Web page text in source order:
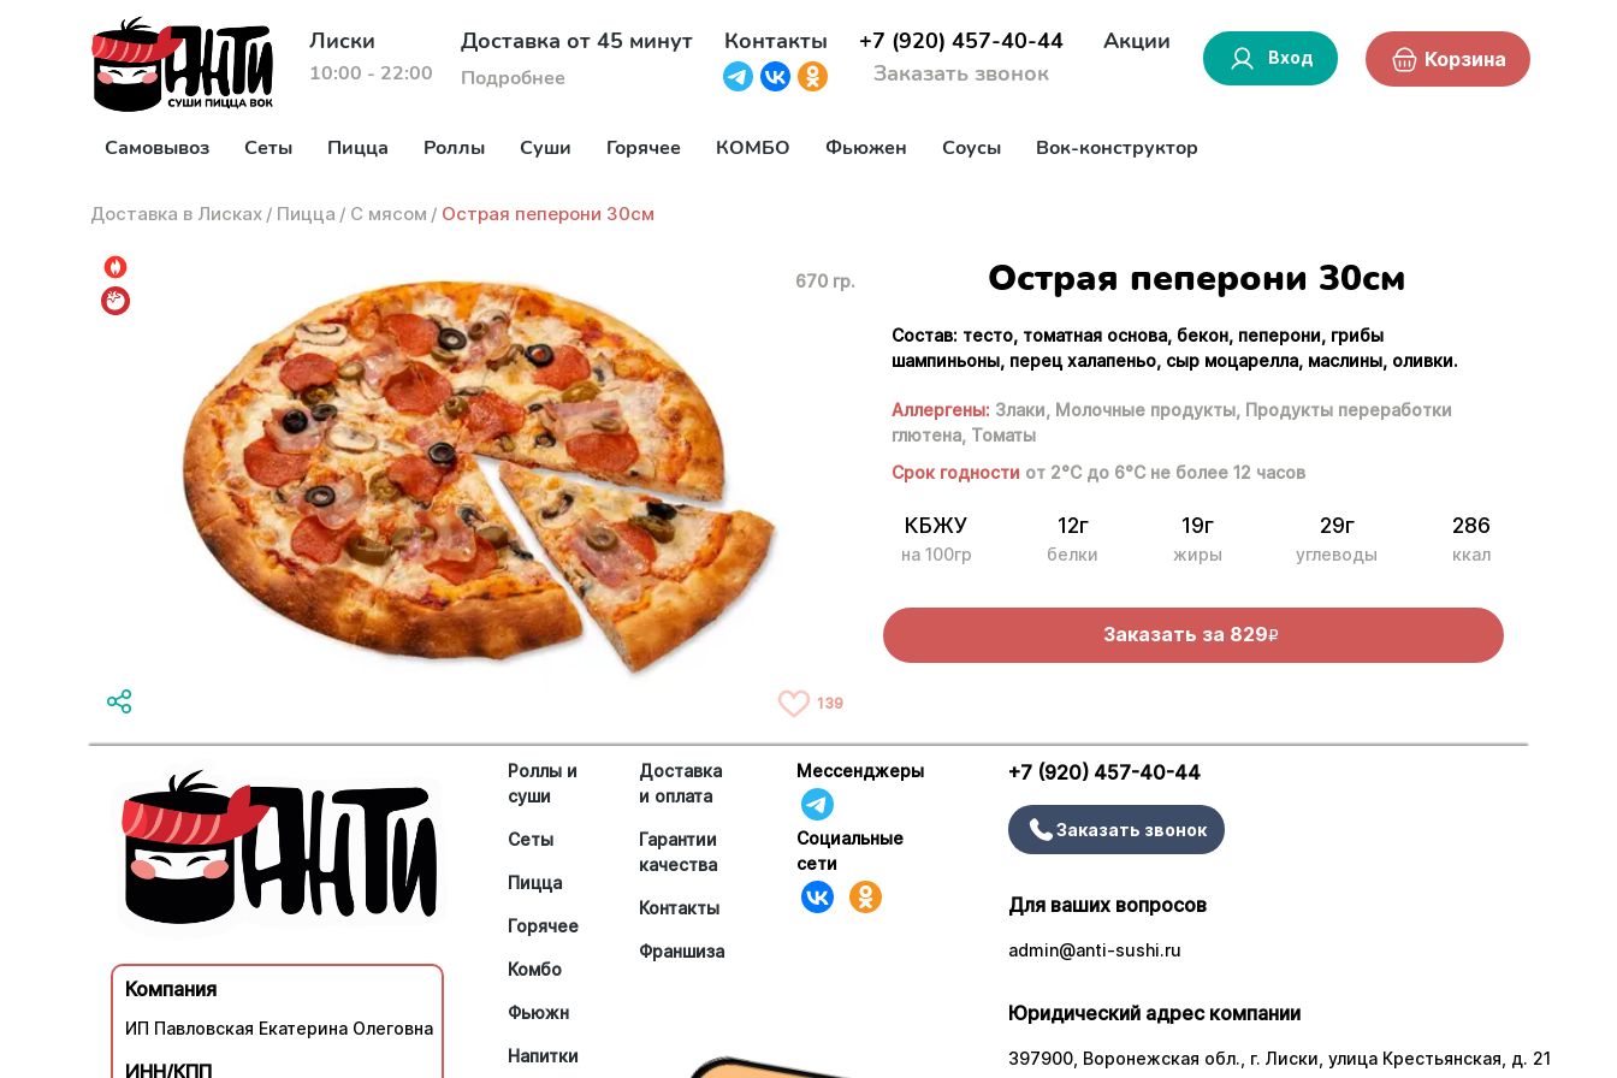
Лиски
10:00 - 22:00
Доставка от 45 минут
Подробнее
Контакты
+7 (920) 457-40-44
Заказать звонок
Акции
Вход Корзина
Самовывоз Сеты Пицца Роллы Суши Горячее КОМБО Фьюжен Соусы Вок-конструктор
Доставка в Лисках / Пицца / С мясом / Острая пеперони 30см
670 гр.
139
Острая пеперони 30см
Состав: тесто, томатная основа, бекон, пеперони, грибы
шампиньоны, перец халапеньо, сыр моцарелла, маслины, оливки.
Аллергены: Злаки, Молочные продукты, Продукты переработки
глютена, Томаты
Срок годности от 2°С до 6°С не более 12 часов
КБЖУ
на 100гр
12г
белки
19г
жиры
29г
углеводы
286
ккал
Заказать за 829R
Компания
ИП Павловская Екатерина Олеговна
ИНН/КПП
Роллы и
суши
Сеты
Пицца
Горячее
Комбо
Фьюжн
Напитки
Доставка
и оплата
Гарантии
качества
Контакты
Франшиза
Мессенджеры
Социальные
сети
+7 (920) 457-40-44
Заказать звонок
Для ваших вопросов
admin@anti-sushi.ru
Юридический адрес компании
397900, Воронежская обл., г. Лиски, улица Крестьянская, д. 21